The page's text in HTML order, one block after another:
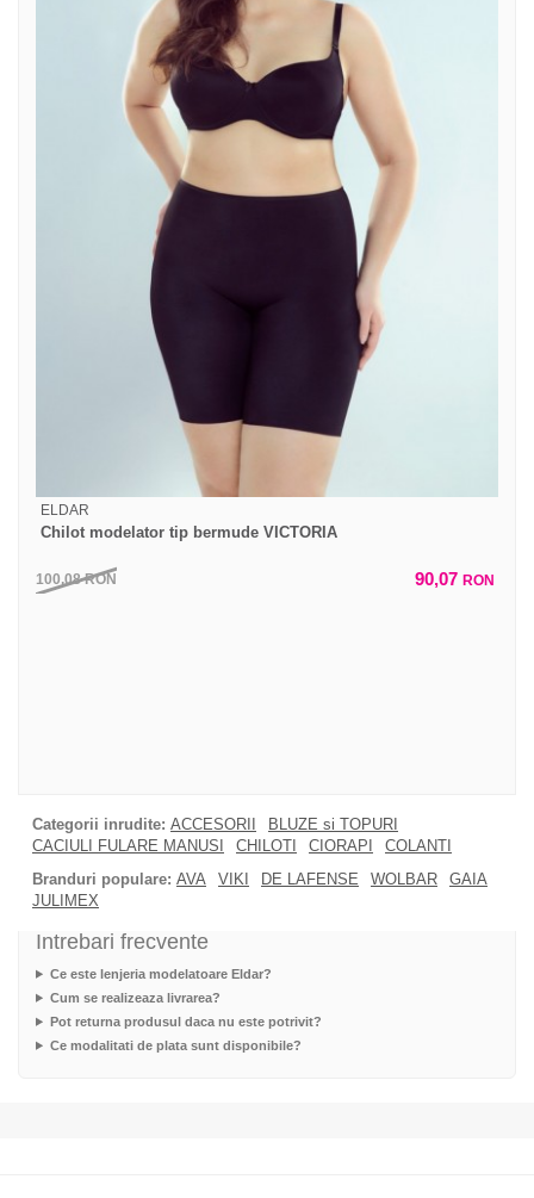
ELDAR
Chilot modelator tip bermude VICTORIA
100,08RON 90,07 RON
Categorii inrudite: ACCESORII
BLUZE si TOPURI
CACIULI FULARE MANUSI
CHILOTI CIORAPI
COLANTI
Branduri populare: AVA VIKI DE LAFENSE WOLBAR
GAIA
JULIMEX
Intrebari frecvente
Ce este lenjeria modelatoare Eldar?
Cum se realizeaza livrarea?
Pot returna produsul daca nu este potrivit?
Ce modalitati de plata sunt disponibile?